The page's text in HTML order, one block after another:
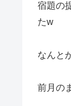
宿題の
たw
なんと
前月の